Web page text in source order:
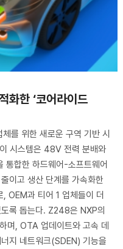
한 ‘코어라이드
를 위한 새로운 구역 기반 시
시스템은 48V 전력 분배와
통합한 하드웨어-소프트웨어
이고 생산 단계를 가속화한
OEM과 티어 1 업체들이 더
록 돕는다. Z248은 NXP의
며, OTA 업데이트와 고속 데
지 네트워크(SDEN) 기능을